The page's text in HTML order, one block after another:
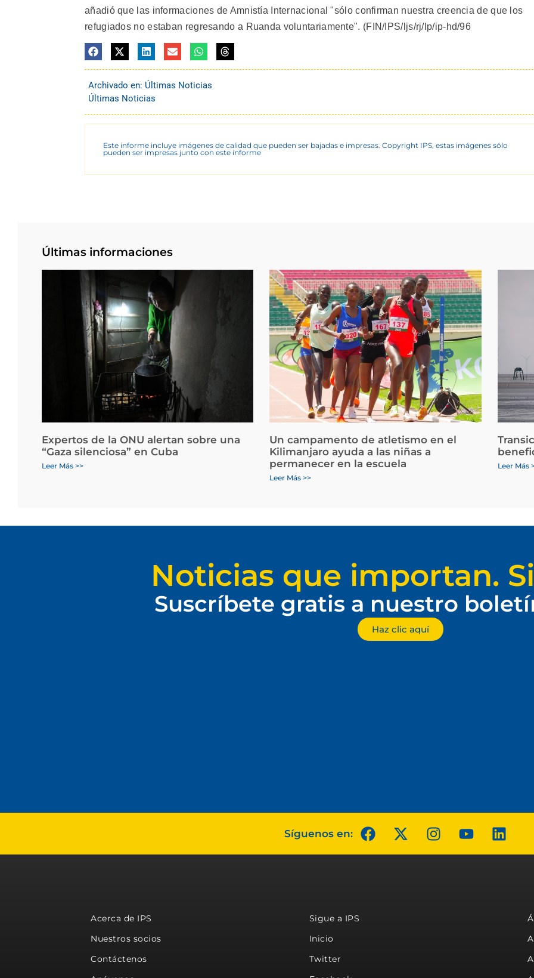
añadió que las informaciones de Amnistía Internacional "sólo confirman nuestra creencia de que los
refugiados no estaban regresando a Ruanda voluntariamente". (FIN/IPS/ljs/rj/lp/ip-hd/96
Archivado en: Últimas Noticias
Últimas Noticias
Este informe incluye imágenes de calidad que pueden ser bajadas e impresas. Copyright IPS, estas imágenes sólo
pueden ser impresas junto con este informe
Últimas informaciones
Expertos de la ONU alertan sobre una
“Gaza silenciosa” en Cuba
Leer Más >>
Un campamento de atletismo en el
Kilimanjaro ayuda a las niñas a
permanecer en la escuela
Leer Más >>
Leer Más
Noticias que importan.
Suscríbete gratis a nuestro
Haz clic aquí
Síguenos en:
Acerca de IPS
Nuestros socios
Contáctenos
Sigue a IPS
Inicio
Twitter